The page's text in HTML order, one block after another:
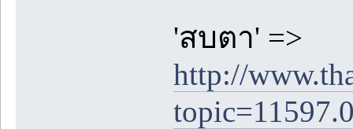
'สบตา' =>
http://